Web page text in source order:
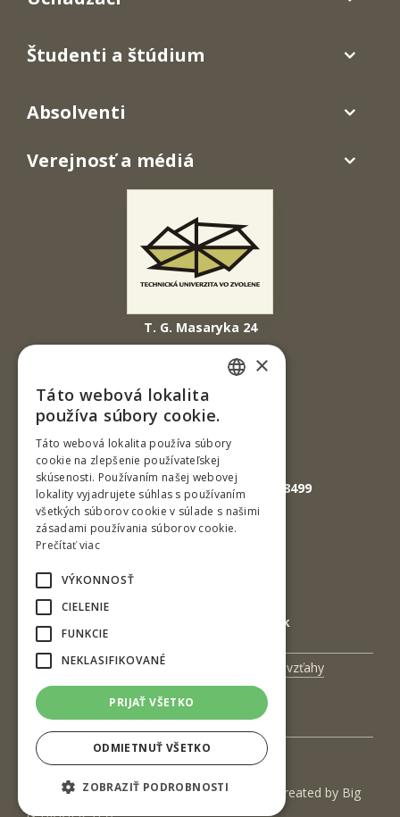
T. G. Masaryka 24
960 01 Zvolen
Slovenská republika
Tel.: +421-45-520 61 11
Fax: +421-45-533 00 27
E-mail: info@tuzvo.sk
GPS súradnice: 48.572024,19.118499
E-mail: podatelna@tuzvo.sk
Študenti a štúdium
Absolventi
Verejnosť a médiá
Univerzitný magazín
Medzinárodné vzťahy
Veda a výskum
Zamestnanci
Kontakt
(c) 2017 Technická univerzita vo Zvolene | Created by Big
×
Táto webová lokalita
používa súbory cookie.
Táto webová lokalita používa súbory
cookie na zlepšenie používateľskej
skúsenosti. Používaním našej webovej
lokality vyjadrujete súhlas s používaním
všetkých súborov cookie v súlade s našimi
zásadami používania súborov cookie.
Prečítať viac
VÝKONNOSŤ
CIELENIE
FUNKCIE
NEKLASIFIKOVANÉ
PRIJAŤ VŠETKO
ODMIETNUŤ VŠETKO
ZOBRAZIŤ PODROBNOSTI